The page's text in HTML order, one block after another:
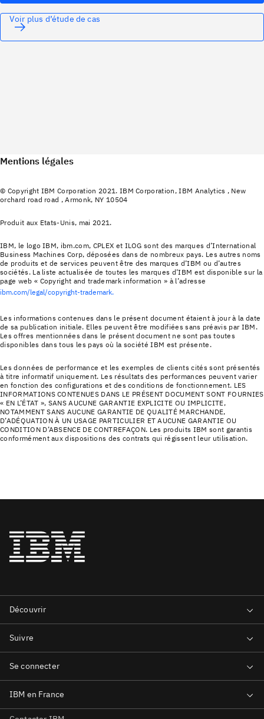
Voir plus d’étude de cas
Mentions légales
© Copyright IBM Corporation 2021. IBM Corporation, IBM Analytics , New
orchard road road , Armonk, NY 10504
Produit aux Etats-Unis, mai 2021.
IBM, le logo IBM, ibm.com, CPLEX et ILOG sont des marques d’International
Business Machines Corp, déposées dans de nombreux pays. Les autres noms
de produits et de services peuvent être des marques d’IBM ou d’autres
sociétés. La liste actualisée de toutes les marques d’IBM est disponible sur la
page web « Copyright and trademark information » à l’adresse
ibm.com/legal/copyright-trademark.
Les informations contenues dans le présent document étaient à jour à la date
de sa publication initiale. Elles peuvent être modifiées sans préavis par IBM.
Les offres mentionnées dans le présent document ne sont pas toutes
disponibles dans tous les pays où la société IBM est présente.
Les données de performance et les exemples de clients cités sont présentés
à titre informatif uniquement. Les résultats des performances peuvent varier
en fonction des configurations et des conditions de fonctionnement. LES
INFORMATIONS CONTENUES DANS LE PRÉSENT DOCUMENT SONT FOURNIES
« EN L’ÉTAT », SANS AUCUNE GARANTIE EXPLICITE OU IMPLICITE,
NOTAMMENT SANS AUCUNE GARANTIE DE QUALITÉ MARCHANDE,
D’ADÉQUATION À UN USAGE PARTICULIER ET AUCUNE GARANTIE OU
CONDITION D’ABSENCE DE CONTREFAÇON. Les produits IBM sont garantis
conformément aux dispositions des contrats qui régissent leur utilisation.